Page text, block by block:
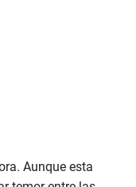
Aunque esta